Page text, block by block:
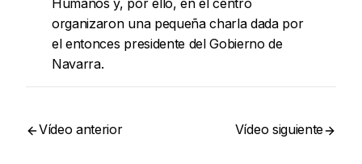
organizaron una pequeña charla dada por
el entonces presidente del Gobierno de
Navarra.
Vídeo anterior Vídeo siguiente